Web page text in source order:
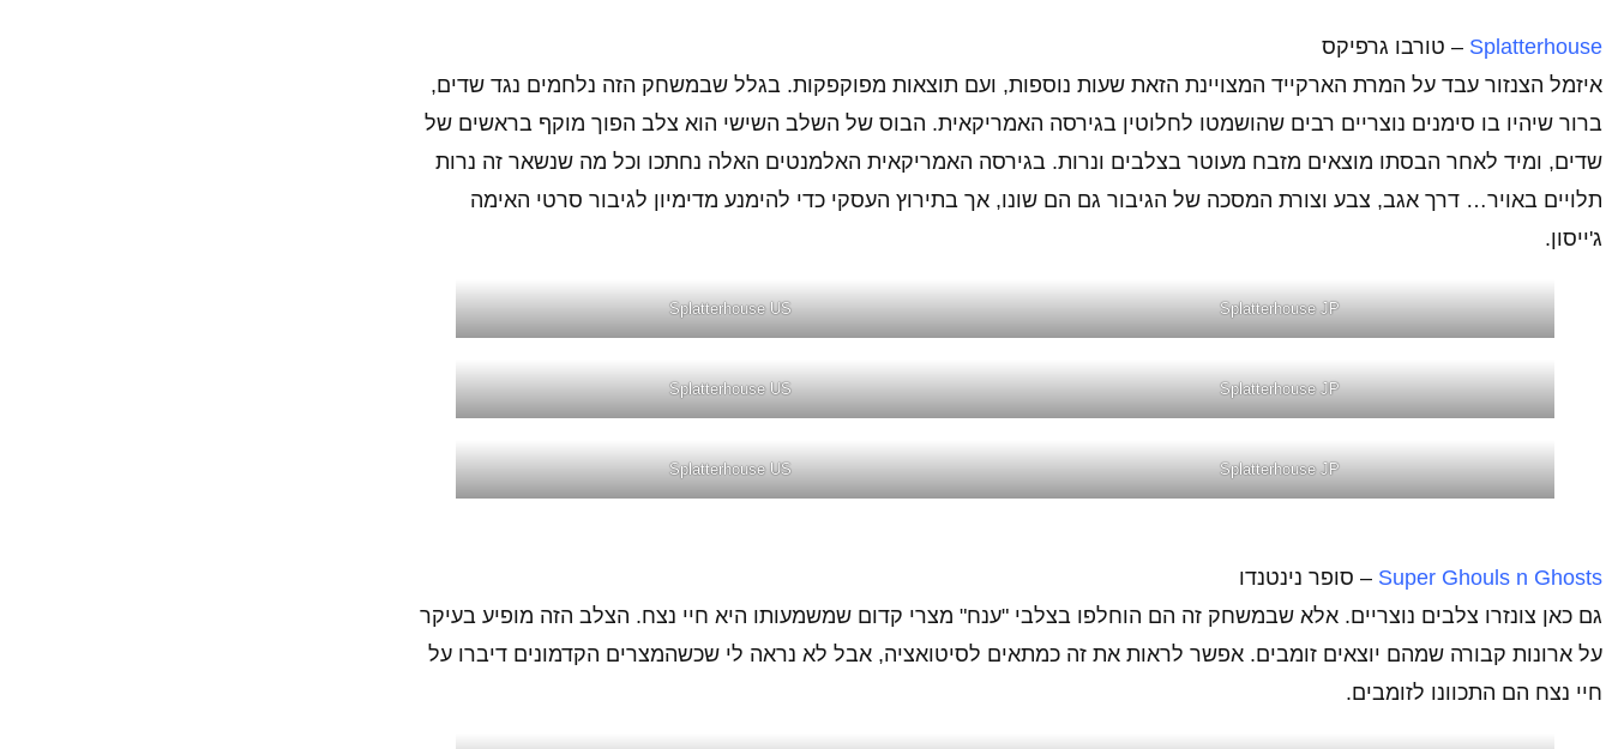
Splatterhouse – טורבו גרפיקס
איזמל הצנזור עבד על המרת הארקייד המצויינת הזאת שעות נוספות, ועם תוצאות מפוקפקות. בגלל שבמשחק הזה נלחמים נגד שדים,
ברור שיהיו בו סימנים נוצריים רבים שהושמטו לחלוטין בגירסה האמריקאית. הבוס של השלב השישי הוא צלב הפוך מוקף בראשים של
שדים, ומיד לאחר הבסתו מוצאים מזבח מעוטר בצלבים ונרות. בגירסה האמריקאית האלמנטים האלה נחתכו וכל מה שנשאר זה נרות
תלויים באויר… דרך אגב, צבע וצורת המסכה של הגיבור גם הם שונו, אך בתירוץ העסקי כדי להימנע מדימיון לגיבור סרטי האימה
ג'ייסון.
Splatterhouse JP
Splatterhouse US
Splatterhouse JP
Splatterhouse US
Splatterhouse JP
Splatterhouse US
Super Ghouls n Ghosts – סופר נינטנדו
גם כאן צונזרו צלבים נוצריים. אלא שבמשחק זה הם הוחלפו בצלבי "ענח" מצרי קדום שמשמעותו היא חיי נצח. הצלב הזה מופיע בעיקר
על ארונות קבורה שמהם יוצאים זומבים. אפשר לראות את זה כמתאים לסיטואציה, אבל לא נראה לי שכשהמצרים הקדמונים דיברו על
חיי נצח הם התכוונו לזומבים.